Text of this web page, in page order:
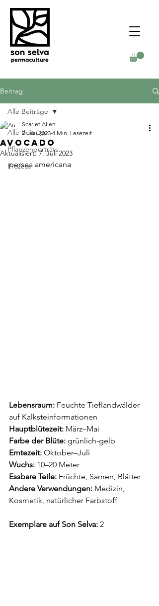
Beitrag
Alle Beiträge
Pflanzenporträts
Prozess
Alle Beiträge
Avocado
Scarlet Allen
2. Juli 2023 4 Min. Lesezeit
Aktualisiert:7. Juli 2023
persea americana
Lebensraum: Feuchte Tieflandwälder
auf Kalksteinformationen
Hauptblütezeit: März–Mai
Farbe der Blüte: grünlich-gelb
Erntezeit: Oktober–Juli
Wuchs: 10–20 Meter
Essbare Teile: Früchte, Samen, Blätter
Andere Verwendungen: Medizin,
Kosmetik, natürlicher Farbstoff
Exemplare auf Son Selva: 2